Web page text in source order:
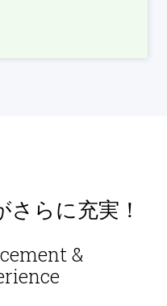
らに充実！
&